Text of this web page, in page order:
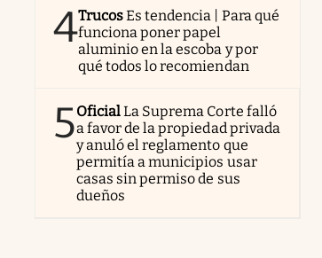
4TrucosEs tendencia | Para qué
funciona poner papel
aluminio en la escoba y por
qué todos lo recomiendan
5OficialLa Suprema Corte falló
a favor de la propiedad privada
y anuló el reglamento que
permitía a municipios usar
casas sin permiso de sus
dueños